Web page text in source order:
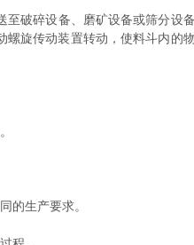
破碎设备、磨矿设备或筛分设
旋传动装置转动，使料斗内的
生产要求。